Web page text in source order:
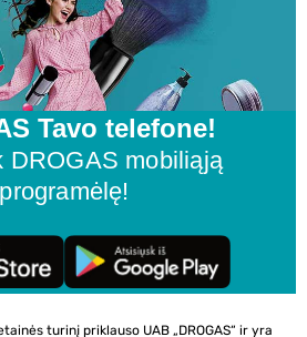
Tavo telefone!
DROGAS mobiliąją
programėlę!
turinį priklauso UAB „DROGAS“ ir yra